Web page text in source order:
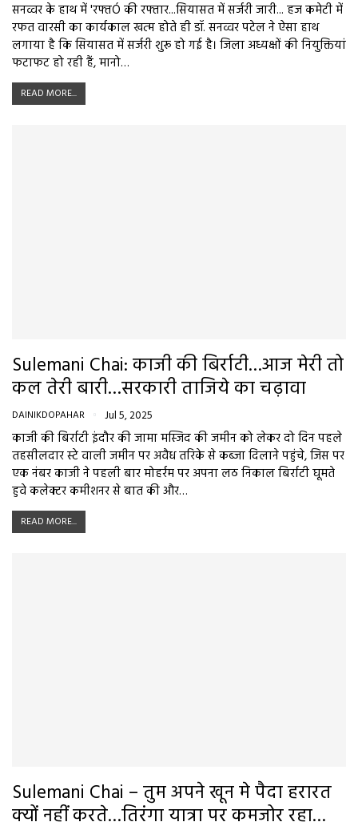
सनव्वर के हाथ में 'रफ्तÓ की रफ्तार...सियासत में सर्जरी जारी... हज कमेटी में
रफत वारसी का कार्यकाल खत्म होते ही डॉ. सनव्वर पटेल ने ऐसा हाथ
लगाया है कि सियासत में सर्जरी शुरू हो गई है। जिला अध्यक्षों की नियुक्तियां
फटाफट हो रही हैं, मानो…
READ MORE...
Sulemani Chai: काजी की बिर्राटी…आज मेरी तो
कल तेरी बारी…सरकारी ताजिये का चढ़ावा
DAINIKDOPAHAR Jul 5, 2025
काजी की बिर्राटी इंदौर की जामा मस्जिद की जमीन को लेकर दो दिन पहले
तहसीलदार स्टे वाली जमीन पर अवैध तरिके से कब्जा दिलाने पहुंचे, जिस पर
एक नंबर काजी ने पहली बार मोहर्रम पर अपना लठ निकाल बिर्राटी घूमते
हुवे कलेक्टर कमीशनर से बात की और…
READ MORE...
Sulemani Chai – तुम अपने खून मे पैदा हरारत
क्यों नहीं करते…तिरंगा यात्रा पर कमजोर रहा…